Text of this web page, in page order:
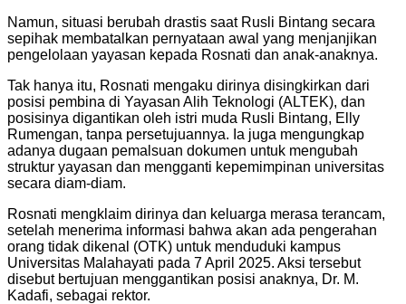
Namun, situasi berubah drastis saat Rusli Bintang secara
sepihak membatalkan pernyataan awal yang menjanjikan
pengelolaan yayasan kepada Rosnati dan anak-anaknya.
Tak hanya itu, Rosnati mengaku dirinya disingkirkan dari
posisi pembina di Yayasan Alih Teknologi (ALTEK), dan
posisinya digantikan oleh istri muda Rusli Bintang, Elly
Rumengan, tanpa persetujuannya. Ia juga mengungkap
adanya dugaan pemalsuan dokumen untuk mengubah
struktur yayasan dan mengganti kepemimpinan universitas
secara diam-diam.
Rosnati mengklaim dirinya dan keluarga merasa terancam,
setelah menerima informasi bahwa akan ada pengerahan
orang tidak dikenal (OTK) untuk menduduki kampus
Universitas Malahayati pada 7 April 2025. Aksi tersebut
disebut bertujuan menggantikan posisi anaknya, Dr. M.
Kadafi, sebagai rektor.